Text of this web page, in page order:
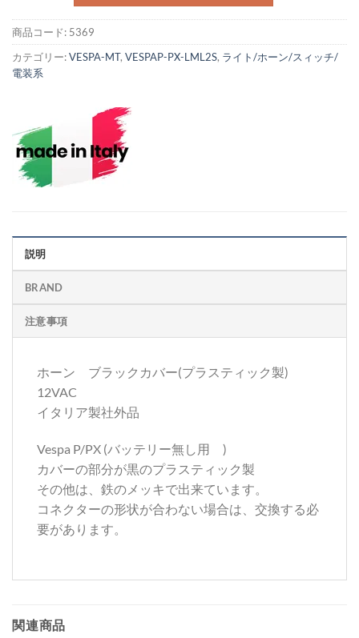
商品コード: 5369
カテゴリー:VESPA-MT, VESPAP-PX-LML2S, ライト/ホーン/スィッチ/
電装系
説明
BRAND
注意事項
ホーン ブラックカバー(プラスティック製)
12VAC
イタリア製社外品
Vespa P/PX (バッテリー無し用 )
カバーの部分が黒のプラスティック製
その他は、鉄のメッキで出来ています。
コネクターの形状が合わない場合は、交換する必
要があります。
関連商品